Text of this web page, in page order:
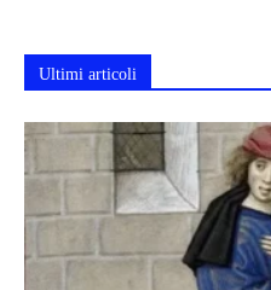
Ultimi articoli